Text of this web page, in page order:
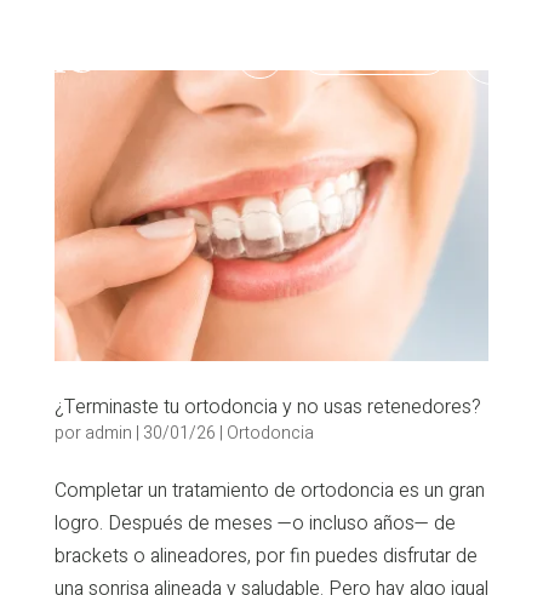
¿Terminaste tu ortodoncia y no usas retenedores?
poradmin | 30/01/26 | Ortodoncia
Completar un tratamiento de ortodoncia es un gran
logro. Después de meses —o incluso años— de
brackets o alineadores, por fin puedes disfrutar de